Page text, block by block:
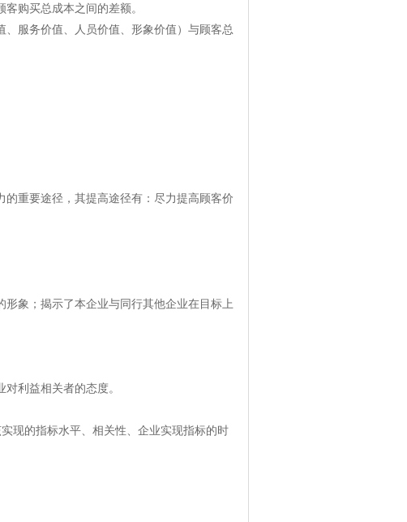
购买总成本之间的差额。
服务价值、人员价值、形象价值）与顾客总
重要途径，其提高途径有：尽力提高顾客价
象；揭示了本企业与同行其他企业在目标上
利益相关者的态度。
现的指标水平、相关性、企业实现指标的时